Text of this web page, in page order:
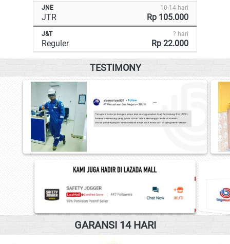
JNE
JTR
10-14 hari
Rp 105.000
J&T
Reguler
? hari
Rp 22.000
TESTIMONY
GARANSI 14 HARI